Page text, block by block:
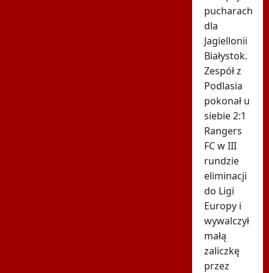
pucharach
dla
Jagiellonii
Białystok.
Zespół z
Podlasia
pokonał u
siebie 2:1
Rangers
FC w III
rundzie
eliminacji
do Ligi
Europy i
wywalczył
małą
zaliczkę
przez